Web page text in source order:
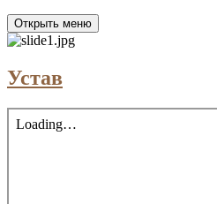
Открыть меню
Устав